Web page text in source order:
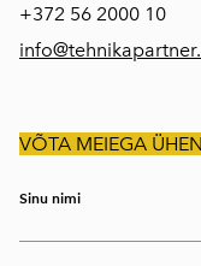
+372 56 2000 10
VÕTA MEIEGA
Sinu nimi